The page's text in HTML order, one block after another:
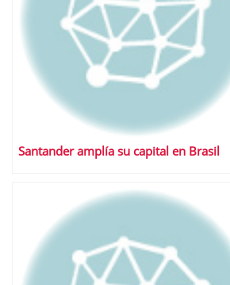
Santander amplía su capital en Brasil